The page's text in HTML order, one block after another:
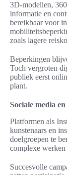
3D-modellen,
informatie en
bereikbaar voor
zoals lagere
Beperkingen
Toch vergroten
publiek eerst
plant.
Sociale media
Platformen als
kunstenaars en
doelgroepen te
complexe
Succesvolle